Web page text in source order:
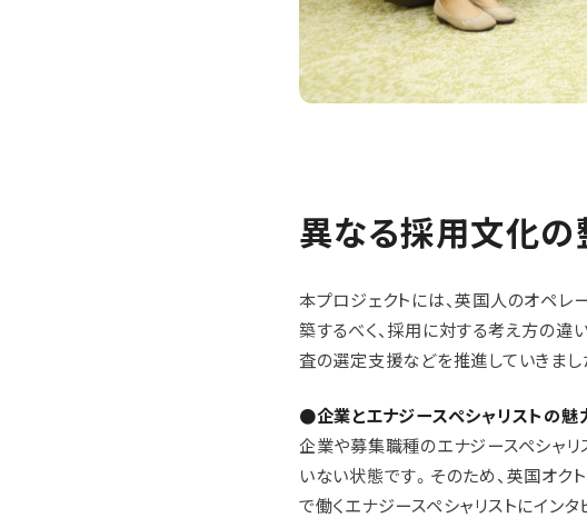
異なる採用文化の
本プロジェクトには、英国人のオペレ
築するべく、採用に対する考え方の違
査の選定支援などを推進していきまし
●企業とエナジースペシャリストの魅
企業や募集職種のエナジースペシャ
いない状態です。そのため、英国オ
で働くエナジースペシャリストにイン